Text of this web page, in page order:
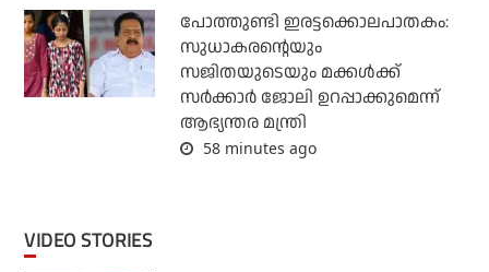
പോത്തുണ്ടി ഇരട്ടക്കൊലപാതകം:
സുധാകരന്റെയും
സജിതയുടെയും മക്കള്‍ക്ക്
സര്‍ക്കാര്‍ ജോലി ഉറപ്പാക്കുമെന്ന്
ആഭ്യന്തര മന്ത്രി
58 minutes ago
VIDEO STORIES